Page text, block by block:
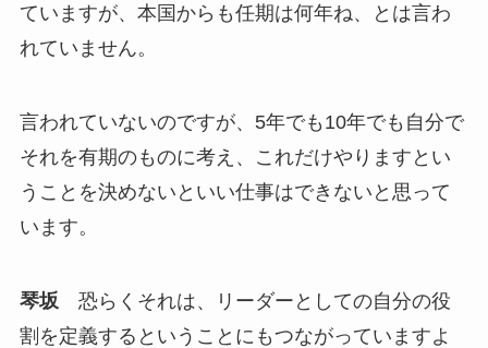
ていますが、本国からも任期は何年ね、とは言わ
れていません。
言われていないのですが、5年でも10年でも自分で
それを有期のものに考え、これだけやりますとい
うことを決めないといい仕事はできないと思って
います。
琴坂 恐らくそれは、リーダーとしての自分の役
割を定義するということにもつながっていますよ